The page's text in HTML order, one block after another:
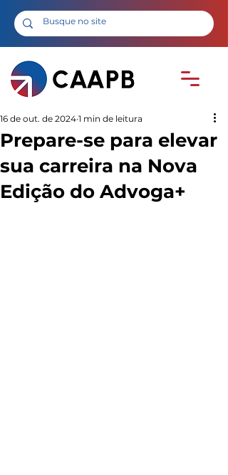
Prepare-se para elevar
sua carreira na Nova
Edição do Advoga+
16 de out. de 2024 1 min de leitura